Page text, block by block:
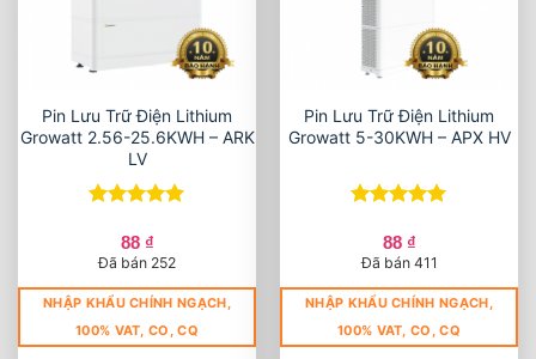
Pin Lưu Trữ Điện Lithium
Growatt 2.56-25.6KWH – ARK
LV
hạng5 5
sao
88 ₫
Đã bán 252
NHẬP KHẨU CHÍNH NGẠCH,
100% VAT, CO, CQ
Pin Lưu Trữ Điện Lithium
Growatt 5-30KWH – APX HV
hạng5 5
sao
88 ₫
Đã bán 411
NHẬP KHẨU CHÍNH NGẠCH,
100% VAT, CO, CQ